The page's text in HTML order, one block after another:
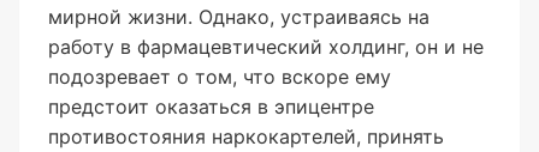
мирной жизни. Однако, устраиваясь на
работу в фармацевтический холдинг, он и не
подозревает о том, что вскоре ему
предстоит оказаться в эпицентре
противостояния наркокартелей, принять